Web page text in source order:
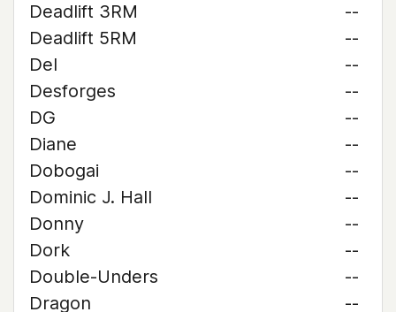
Deadlift 3RM
--
Deadlift 5RM
--
Del
--
Desforges
--
DG
--
Diane
--
Dobogai
--
Dominic J. Hall
--
Donny
--
Dork
--
Double-Unders
--
Dragon
--